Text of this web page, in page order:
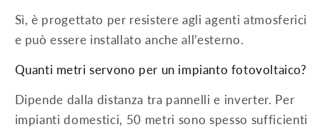
Sì, è progettato per resistere agli agenti atmosferici
e può essere installato anche all’esterno.
Quanti metri servono per un impianto fotovoltaico?
Dipende dalla distanza tra pannelli e inverter. Per
impianti domestici, 50 metri sono spesso sufficienti